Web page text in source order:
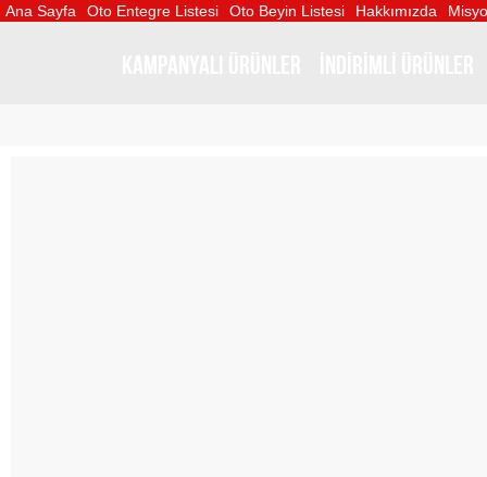
Ana Sayfa Oto Entegre Listesi Oto Beyin Listesi Hakkımızda